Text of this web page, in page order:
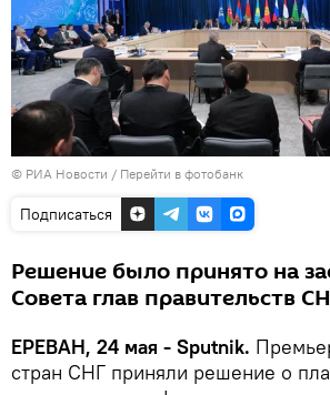
© РИА Новости / Перейти в фотобанк
Подписаться
Решение было принято на
Совета глав правительств
ЕРЕВАН, 24 мая - Sputnik.
стран СНГ приняли решение о